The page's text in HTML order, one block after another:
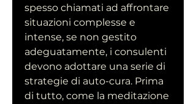
spesso chiamati ad affrontare
situazioni complesse e
intense, se non gestito
adeguatamente, i consulenti
devono adottare una serie di
strategie di auto-cura. Prima
di tutto, come la meditazione